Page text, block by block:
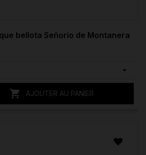
bellota Señorio de Montanera
 AJOUTER AU PANIER